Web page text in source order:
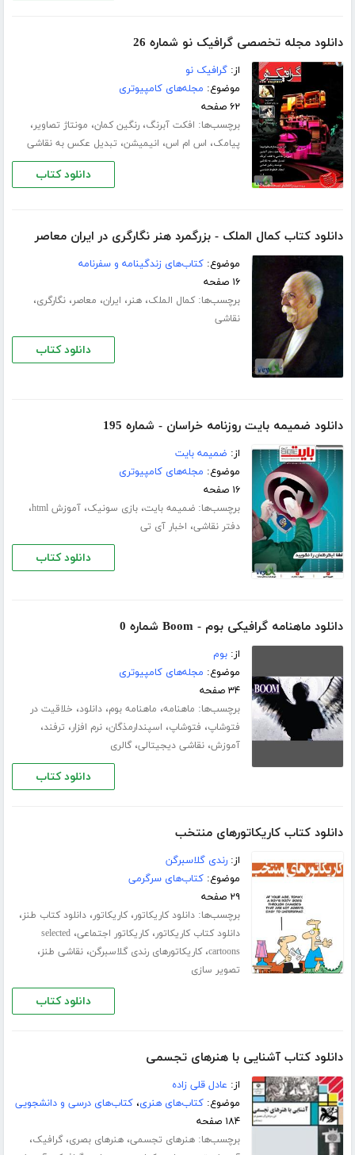
دانلود مجله تخصصی گرافیک نو شماره 26
از:گرافیک نو
موضوع: مجله‌های کامپیوتری
۶۲ صفحه
برچسب‌ها: افکت آبرنگ،رنگین کمان، مونتاژ تصاویر،
پیامک، اس ام اس، انیمیشن، تبدیل عکس به نقاشی
دانلود کتاب
دانلود کتاب کمال الملک - بزرگمرد هنر نگارگری در ایران معاصر
موضوع:کتاب‌های زندگینامه و سفرنامه
۱۶ صفحه
برچسب‌ها:کمال الملک،هنر، ایران، معاصر،نگارگری،
نقاشی
دانلود کتاب
دانلود ضمیمه بایت روزنامه خراسان - شماره 195
از: ضمیمه بایت
موضوع: مجله‌های کامپیوتری
۱۶ صفحه
برچسب‌ها:ضمیمه بایت،بازی سونیک،آموزش html ،
دفتر نقاشی، اخبار آی تی
دانلود کتاب
دانلود ماهنامه گرافیکی بوم - Boom شماره 0
از:بوم
موضوع: مجله‌های کامپیوتری
۳۴ صفحه
برچسب‌ها: ماهنامه، ماهنامه بوم،دانلود، خلاقیت در
فتوشاپ، فتوشاپ، اسپندارمذگان،نرم افزار، ترفند،
آموزش،نقاشی دیجیتالی،گالری
دانلود کتاب
دانلود کتاب کاریکاتورهای منتخب
از:رندی گلاسبرگن
موضوع:کتاب‌های سرگرمی
۲۹ صفحه
برچسب‌ها:دانلود کاریکاتور،کاریکاتور،دانلود کتاب طنز،
دانلود کتاب کاریکاتور،کاریکاتور اجتماعی،selected
cartoons،کاریکاتورهای رندی گلاسبرگن،نقاشی طنز،
تصویر سازی
دانلود کتاب
دانلود کتاب آشنایی با هنرهای تجسمی
از: عادل قلی زاده
موضوع:کتاب‌های هنری،کتاب‌های درسی و دانشجویی
۱۸۴ صفحه
برچسب‌ها:هنرهای تجسمی،هنرهای بصری،گرافیک،